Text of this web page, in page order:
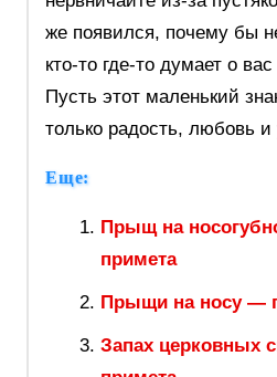
же появился, почему бы
кто-то где-то думает о
Пусть этот маленький
только радость, любовь и
Еще:
Прыщ на
примета
Прыщи на носу —
Запах церковных